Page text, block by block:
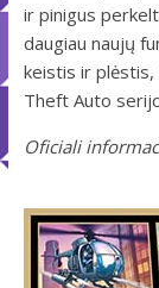
ir pinigus
daugiau naujų
keistis ir plėstis,
Theft Auto
Oficiali